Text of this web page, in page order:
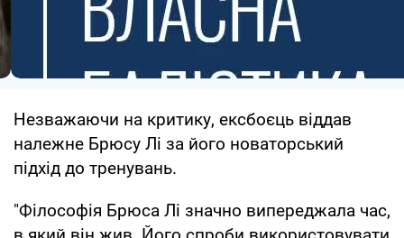
Незважаючи на критику, ексбоєць віддав
належне Брюсу Лі за його новаторський
підхід до тренувань.
"Філософія Брюса Лі значно випереджала час,